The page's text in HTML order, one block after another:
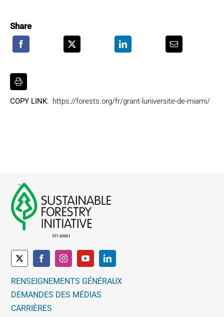
Share
COPY LINK: https://forests.org/fr/grant-luniversite-de-miami/
RENSEIGNEMENTS GÉNÉRAUX
DEMANDES DES MÉDIAS
CARRIÈRES